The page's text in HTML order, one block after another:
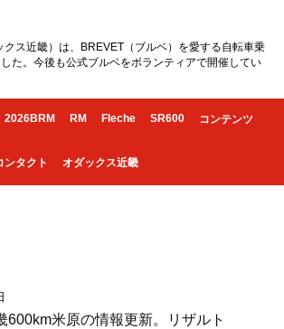
クス近畿）は、BREVET（ブルベ）を愛する自転車乗
た。今後も公式ブルベをボランティアで開催してい
2026BRM RM Fleche SR600 コンテンツ
ンタクト オダックス近畿
600km米原の情報更新。リザルト